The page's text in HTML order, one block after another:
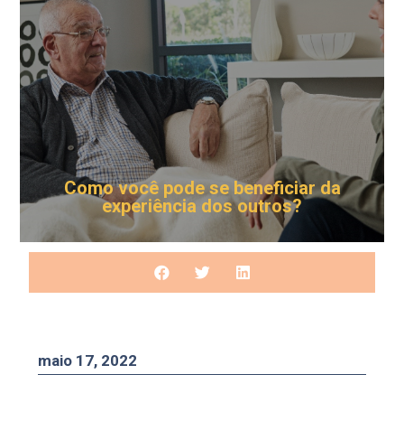
Como você pode se beneficiar da
experiência dos outros?
maio 17, 2022